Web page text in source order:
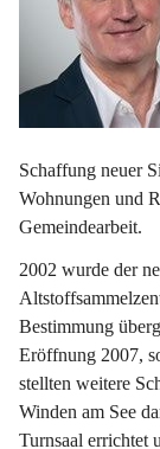
Schaffung neuer
Wohnungen und
Gemeindearbeit.
2002 wurde der
Bestimmung
Eröffnung 2007,
stellten weitere
Winden am See
Turnsaal errichtet